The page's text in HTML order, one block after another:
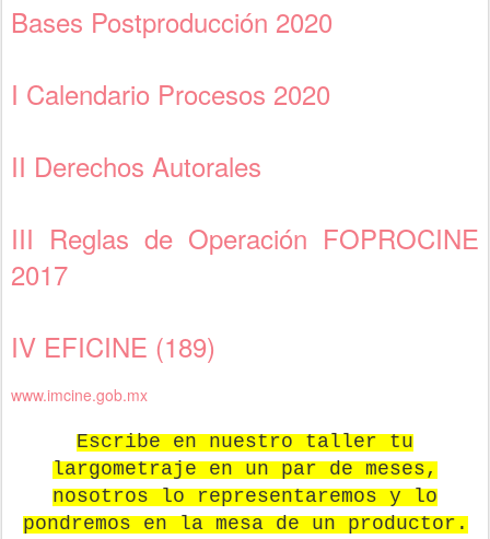
Bases Postproducción 2020
I Calendario Procesos 2020
II Derechos Autorales
III Reglas de Operación FOPROCINE
2017
IV EFICINE (189)
www.imcine.gob.mx
Escribe en nuestro taller tu
largometraje en un par de meses,
nosotros lo representaremos y lo
pondremos en la mesa de un productor.